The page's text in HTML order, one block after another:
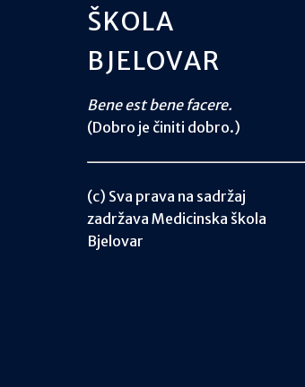
ŠKOLA
BJELOVAR
Bene est bene facere.
(Dobro je činiti dobro.)
(c) Sva prava na sadržaj
zadržava Medicinska škola
Bjelovar